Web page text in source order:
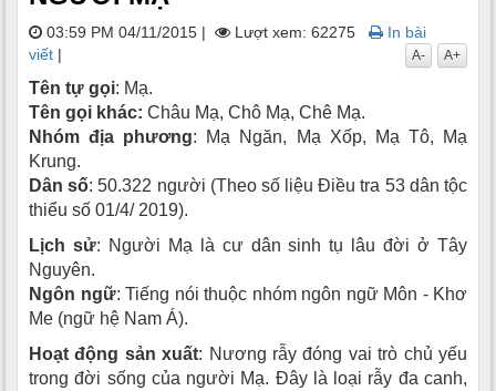
03:59 PM 04/11/2015 | Lượt xem: 62275
In bài
viết | A+
A-
Tên tự gọi: Mạ.
Tên gọi khác: Châu Mạ, Chô Mạ, Chê Mạ.
Nhóm địa phương: Mạ Ngăn, Mạ Xốp, Mạ Tô, Mạ
Krung.
Dân số: 50.322 người (Theo số liệu Điều tra 53 dân tộc
thiểu số 01/4/ 2019).
Lịch sử: Người Mạ là cư dân sinh tụ lâu đời ở Tây
Nguyên.
Ngôn ngữ: Tiếng nói thuộc nhóm ngôn ngữ Môn - Khơ
Me (ngữ hệ Nam Á).
Hoạt động sản xuất: Nương rẫy đóng vai trò chủ yếu
trong đời sống của người Mạ. Ðây là loại rẫy đa canh,